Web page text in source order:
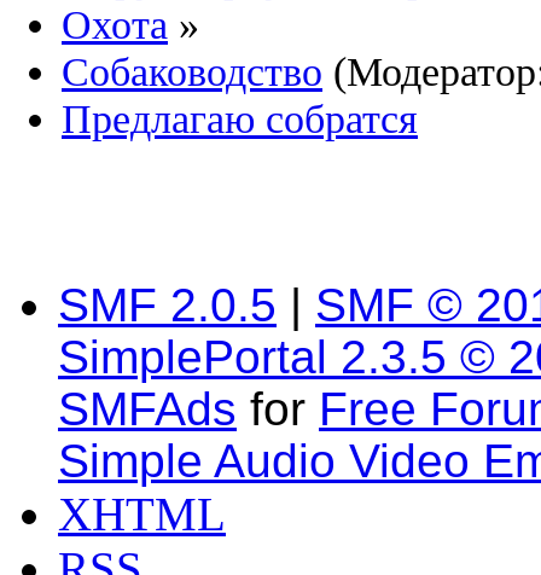
Охота »
Собаководство
Предлагаю собратся
SMF 2.0.5 | SMF ©
SimplePortal 2.3.5 ©
SMFAds for Free
Simple Audio Video
XHTML